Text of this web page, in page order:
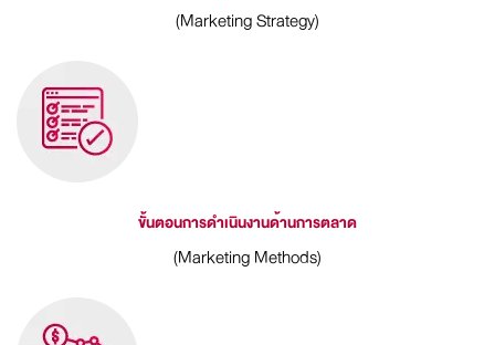
(Marketing Strategy)
ขั้นตอนการดำเนินงานด้านการตลาด
(Marketing Methods)